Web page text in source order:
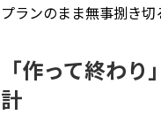
プランのまま無事捌き切
「作って終わ
計